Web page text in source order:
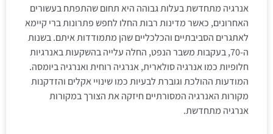
אנרגיה מתחדשת בעלות גבוהה היא תחום שהתפתח בעשורים
האחרונים, כאשר מדינות רבות החלו לחפש פתרונות ברי קיימא
לאתגרים הסביבתיים והכלכליים שהן מתמודדות איתם. בשנות
ה-70, בעקבות משבר הנפט, החלה עלייה בהשקעות באנרגיות
חלופיות כמו אנרגיה סולארית, אנרגיה רוחית ואנרגיה ביומסה.
המודעות ההולכת וגוברת לבעיות כמו שינויי אקלים והזדקנות
מקורות האנרגיה המסורתיים חיזקה את הצורך במקורות
אנרגיה מתחדשת.